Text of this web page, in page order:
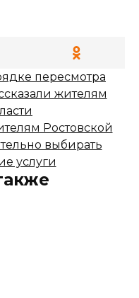
пересмотра
жителям
Ростовской
выбирать
услуги